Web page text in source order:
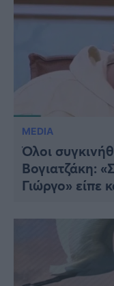
MEDIA
Όλοι
Βογιατζάκη:
Γιώργο» είπε